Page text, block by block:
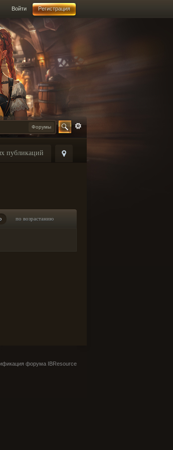
Войти Регистрация
Форумы
публикаций
по возрастанию
форума IBResource